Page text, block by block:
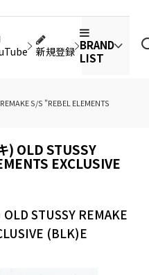
新規登録 BRAND
LIST
S/S "REBEL ELEMENTS
) OLD STUSSY
EXCLUSIVE
STUSSY REMAKE
(BLK)E